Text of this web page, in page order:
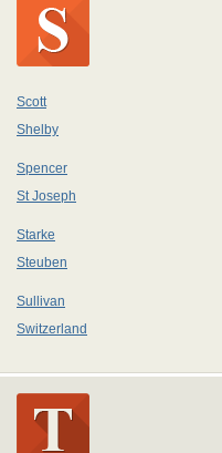
Scott
Shelby
Spencer
St Joseph
Starke
Steuben
Sullivan
Switzerland